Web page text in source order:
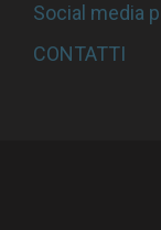
Social media
CONTATTI